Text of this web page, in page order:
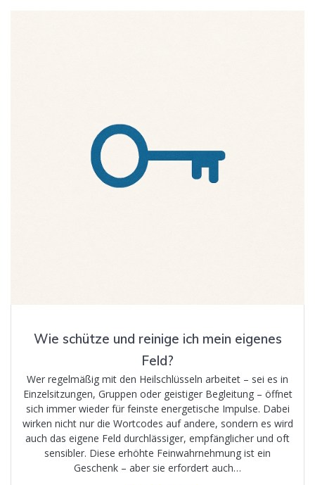
Wie schütze und reinige ich mein eigenes
Feld?
Wer regelmäßig mit den Heilschlüsseln arbeitet – sei es in
Einzelsitzungen, Gruppen oder geistiger Begleitung – öffnet
sich immer wieder für feinste energetische Impulse. Dabei
wirken nicht nur die Wortcodes auf andere, sondern es wird
auch das eigene Feld durchlässiger, empfänglicher und oft
sensibler. Diese erhöhte Feinwahrnehmung ist ein
Geschenk – aber sie erfordert auch…